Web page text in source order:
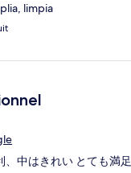
limpia
中はきれい とても満足